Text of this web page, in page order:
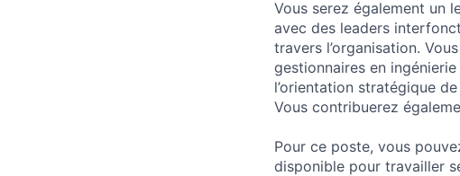
Vous serez également un
avec des leaders
travers l’organisation.
gestionnaires en
l’orientation stratégique
Vous contribuerez
Pour ce poste, vous
disponible pour travailler